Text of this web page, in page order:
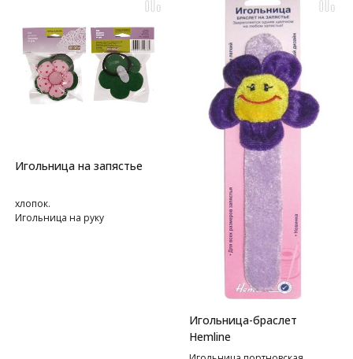
Игольница на запястье
хлопок.
Игольница на руку
Игольница-браслет
Hemline